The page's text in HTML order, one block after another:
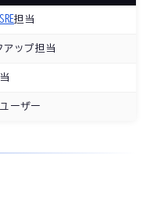
SRE担当
アップ担当
ーザー